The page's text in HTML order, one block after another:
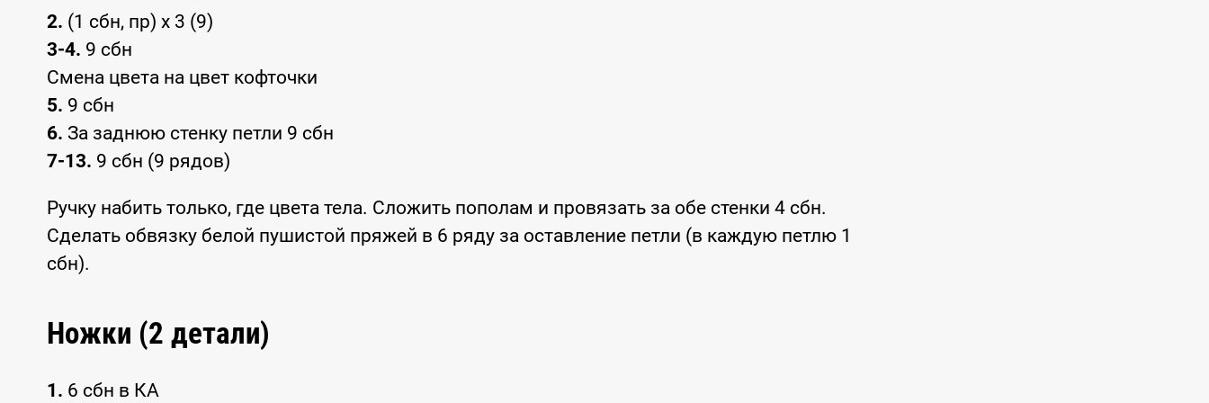
2. (1 сбн, пр) x 3 (9)
3-4. 9 сбн
Смена цвета на цвет кофточки
5. 9 сбн
6. За заднюю стенку петли 9 сбн
7-13. 9 сбн (9 рядов)
Ручку набить только, где цвета тела. Сложить пополам и провязать за обе стенки 4 сбн.
Сделать обвязку белой пушистой пряжей в 6 ряду за оставление петли (в каждую петлю 1
сбн).
Ножки (2 детали)
1. 6 сбн в КА